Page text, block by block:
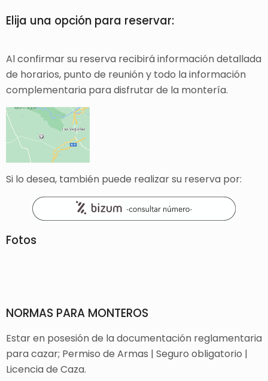
Elija una opción para reservar:
Al confirmar su reserva recibirá información detallada
de horarios, punto de reunión y todo la información
complementaria para disfrutar de la montería.
Si lo desea, también puede realizar su reserva por:
Fotos
NORMAS PARA MONTEROS
Estar en posesión de la documentación reglamentaria
para cazar; Permiso de Armas | Seguro obligatorio |
Licencia de Caza.